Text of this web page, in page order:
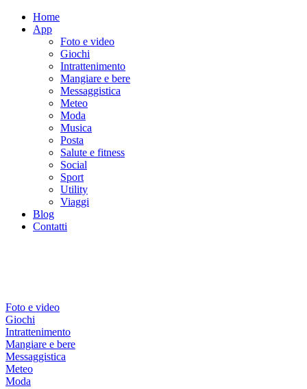
Home
App
Foto e video
Giochi
Intrattenimento
Mangiare e bere
Messaggistica
Meteo
Moda
Musica
Posta
Salute e fitness
Social
Sport
Utility
Viaggi
Blog
Contatti
Foto e video
Giochi
Intrattenimento
Mangiare e bere
Messaggistica
Meteo
Moda